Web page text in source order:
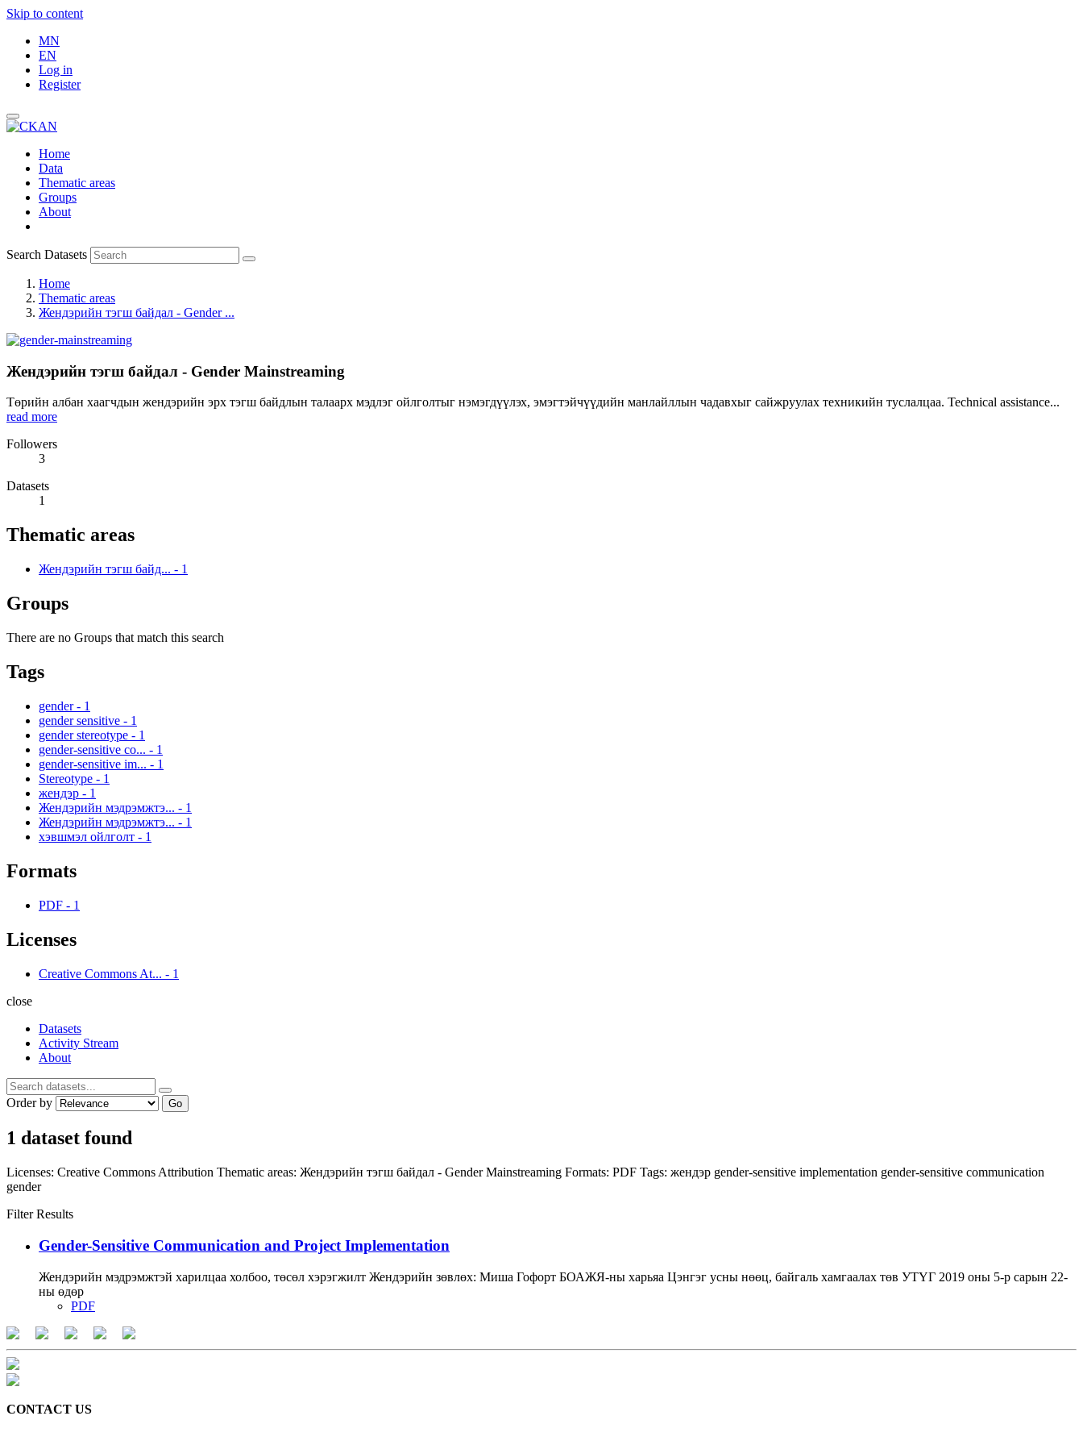
Skip to content
MN
EN
Log in
Register
Home
Data
Thematic areas
Groups
About
Search Datasets
Home
Thematic areas
Жендэрийн тэгш байдал - Gender ...
Жендэрийн тэгш байдал - Gender Mainstreaming
Төрийн албан хаагчдын жендэрийн эрх тэгш байдлын талаарх мэдлэг ойлголтыг нэмэгдүүлэх, эмэгтэйчүүдийн манлайллын чадавхыг сайжруулах техникийн туслалцаа. Technical assistance...
read more
Followers
3
Datasets
1
Thematic areas
Жендэрийн тэгш байд... - 1
Groups
There are no Groups that match this search
Tags
gender - 1
gender sensitive - 1
gender stereotype - 1
gender-sensitive co... - 1
gender-sensitive im... - 1
Stereotype - 1
жендэр - 1
Жендэрийн мэдрэмжтэ... - 1
Жендэрийн мэдрэмжтэ... - 1
хэвшмэл ойлголт - 1
Formats
PDF - 1
Licenses
Creative Commons At... - 1
close
Datasets
Activity Stream
About
Order by Go
1 dataset found
Licenses: Creative Commons Attribution Thematic areas: Жендэрийн тэгш байдал - Gender Mainstreaming Formats: PDF Tags: жендэр gender-sensitive implementation gender-sensitive communication
gender
Filter Results
Gender-Sensitive Communication and Project Implementation
Жендэрийн мэдрэмжтэй харилцаа холбоо, төсөл хэрэгжилт Жендэрийн зөвлөх: Миша Гофорт БОАЖЯ-ны харьяа Цэнгэг усны нөөц, байгаль хамгаалах төв УТҮГ 2019 оны 5-р сарын 22-
ны өдөр
PDF
CONTACT US